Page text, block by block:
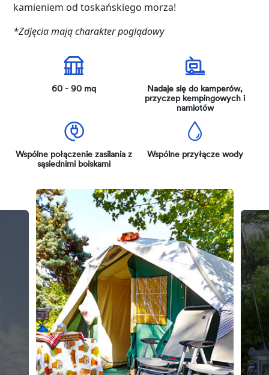
kamieniem od toskańskiego morza!
*Zdjęcia mają charakter poglądowy
60 - 90 mq
Nadaje się do kamperów,
przyczep kempingowych i
namiotów
Wspólne połączenie zasilania z
sąsiednimi boiskami
Wspólne przyłącze wody